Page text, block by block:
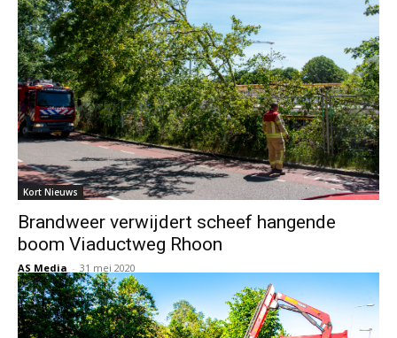
Kort Nieuws
Brandweer verwijdert scheef hangende
boom Viaductweg Rhoon
AS Media - 31 mei 2020